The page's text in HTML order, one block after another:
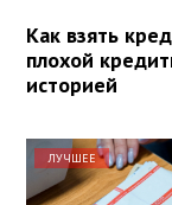
Как взять
плохой
историей
ЛУЧШЕЕ